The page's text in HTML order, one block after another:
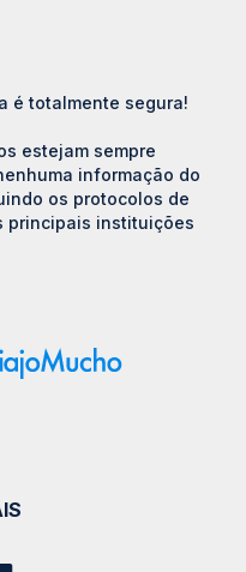
é totalmente segura!
estejam sempre
informação do
os protocolos de
principais instituições